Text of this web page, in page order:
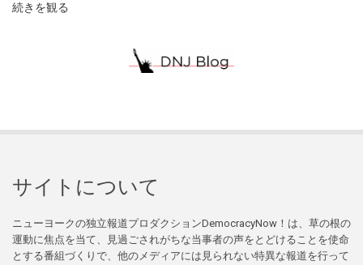
続きを観る
サイトについて
ニューヨークの独立報道プロダクションDemocracyNow！は、草の根の
運動に焦点を当て、見過ごされがちな当事者の声をとどけることを使命
とする番組づくりで、他のメディアには見られない特異な報道を行って